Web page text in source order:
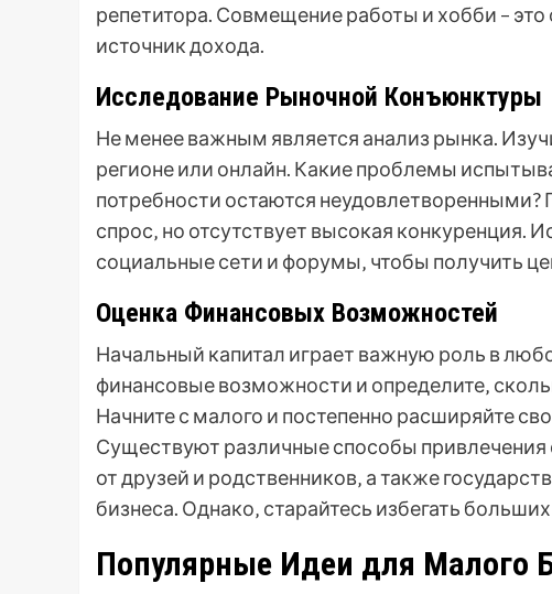
репетитора. Совмещение работы и хобби –
источник дохода.
Исследование Рыночной Конъюнктуры
Не менее важным является анализ рынка.
регионе или онлайн. Какие проблемы
потребности остаются неудовлетворенными?
спрос‚ но отсутствует высокая конкуренция.
социальные сети и форумы‚ чтобы получить
Оценка Финансовых Возможностей
Начальный капитал играет важную роль в
финансовые возможности и определите‚
Начните с малого и постепенно расширяйте
Существуют различные способы привлечения
от друзей и родственников‚ а также
бизнеса. Однако‚ старайтесь избегать
Популярные Идеи для Малого